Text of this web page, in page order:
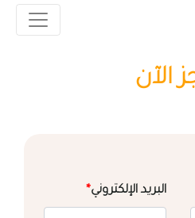
الآن
البريد الإلكتروني*